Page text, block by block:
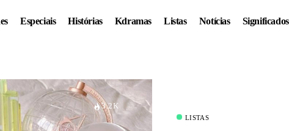
Especiais Histórias Kdramas Listas Notícias Significados
3.2K
LISTAS